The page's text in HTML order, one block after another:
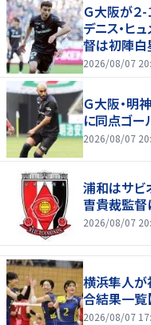
Ｇ大阪が２
デニス・ヒ
督は初陣白
2026/08/07
Ｇ大阪・明
に同点ゴー
2026/08/07
浦和はサビ
曺貴裁監督
2026/08/07
横浜隼人
合結果一覧
2026/08/07